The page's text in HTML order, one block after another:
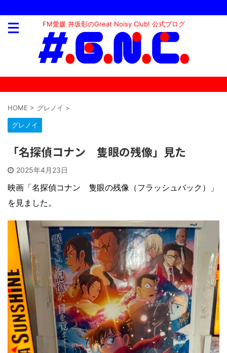
FM愛媛 井坂彰のGreat Noisy Club! 公式ブログ
HOME > グレノイ >
グレノイ
「名探偵コナン 隻眼の残像」見た
2025年4月23日
映画「名探偵コナン 隻眼の残像（フラッシュバック）」
を見ました。